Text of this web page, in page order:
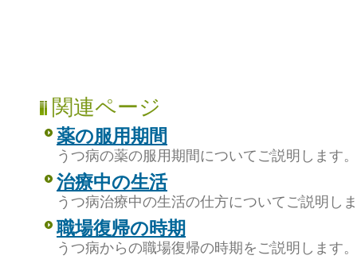
関連ページ
薬の服用期間
うつ病の薬の服用期間についてご説明します。
治療中の生活
うつ病治療中の生活の仕方についてご説明し
職場復帰の時期
うつ病からの職場復帰の時期をご説明します。